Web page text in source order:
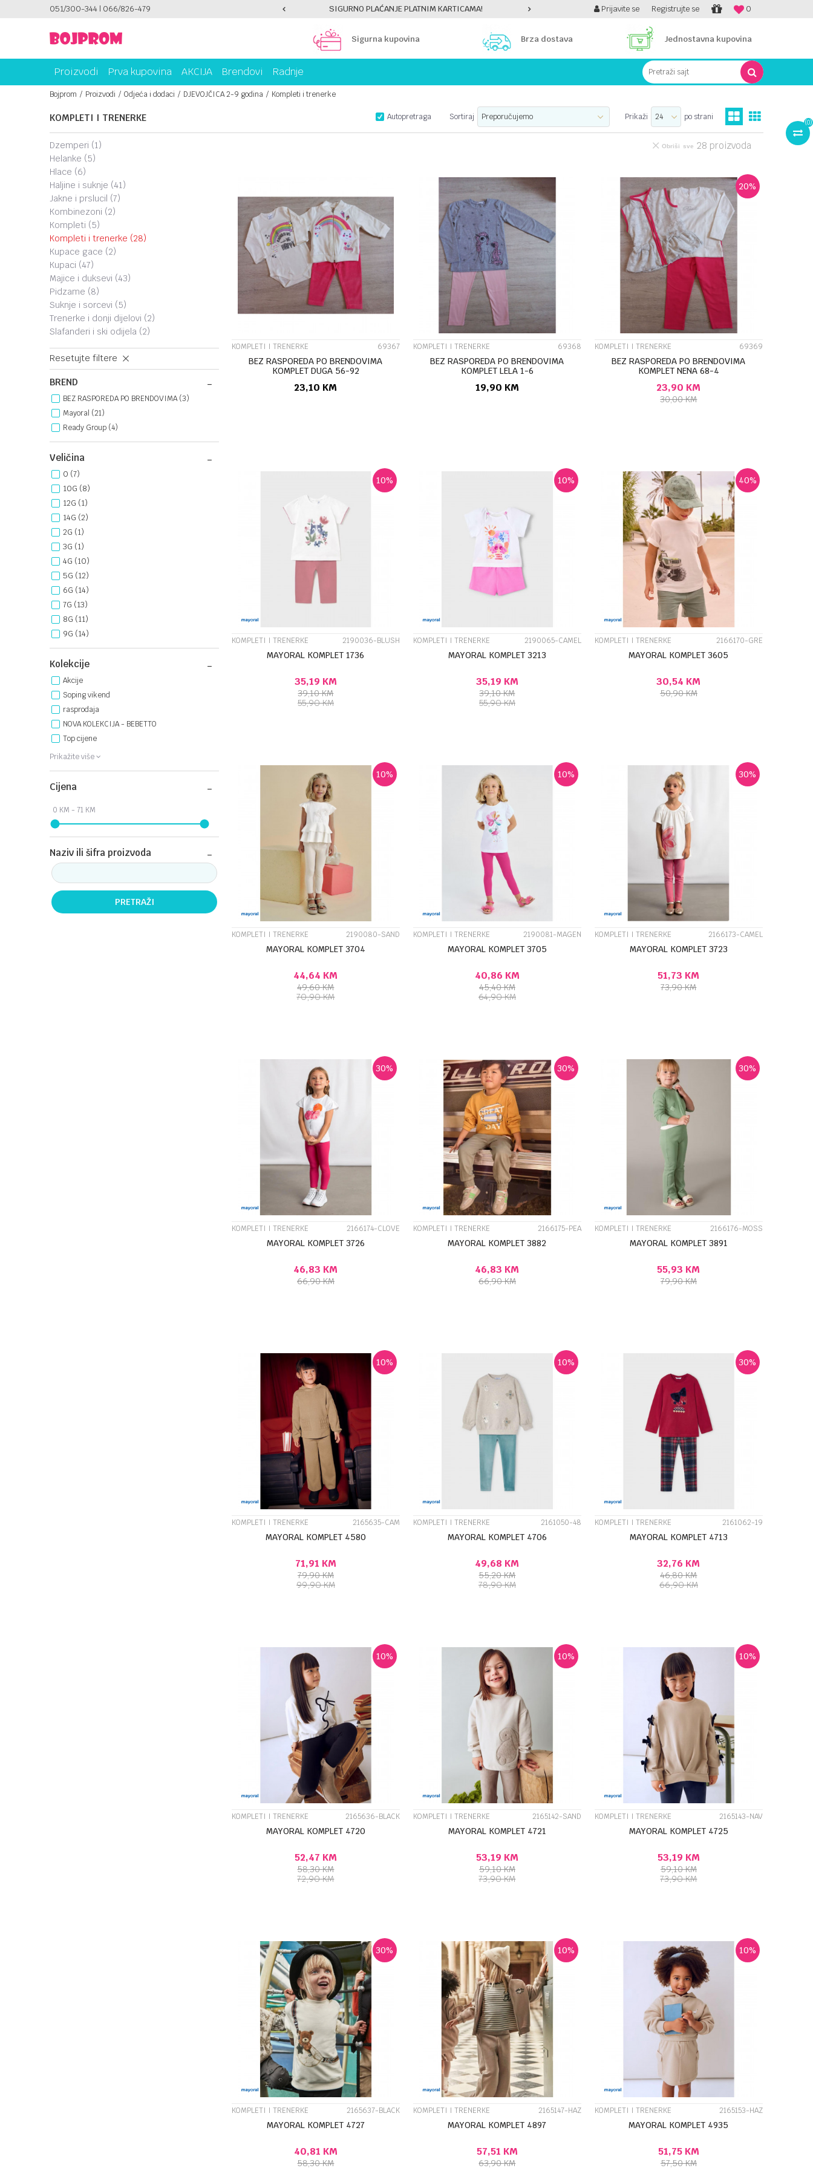
051/300-344 | 066/826-479PLATI UNICREDIT KARTICOM NA RATE! SIGURNO PLAĆANJE PLATNIM KARTICAMA! PLATI UNICREDIT KARTICOM NA RATE! 0
Prijavite se Registrujte se
Sigurna kupovina Brza dostava Jednostavna kupovina
Proizvodi Prva kupovina AKCIJA Brendovi Radnje Pretraži sajt
(0)
Bojprom Proizvodi Odjeća i dodaci DJEVOJČICA 2-9 godina Kompleti i trenerke
KOMPLETI I TRENERKE Autopretraga Sortiraj Prikaži po strani
dzemperi (1)
helanke (5)
hlace (6)
haljine i suknje (41)
jakne i prsluci| (7)
kombinezoni (2)
kompleti (5)
kompleti i trenerke (28)
kupace gace (2)
kupaci (47)
majice i duksevi (43)
pidzame (8)
suknje i sorcevi (5)
trenerke i donji dijelovi (2)
slafanderi i ski odijela (2)
Resetujte filtere
BREND
BEZ RASPOREDA PO BRENDOVIMA (3)
Mayoral (21)
Ready Group (4)
Veličina
0 (7)
10G (8)
12G (1)
14G (2)
2G (1)
3G (1)
4G (10)
5G (12)
6G (14)
7G (13)
8G (11)
9G (14)
Kolekcije
Akcije
Soping vikend
rasprodaja
NOVA KOLEKCIJA - BEBETTO
Top cijene
Prikažite više
Cijena
Naziv ili šifra proizvoda
PRETRAŽI
28 proizvoda
Obriši sve
UPOREDI
KOMPLETI I TRENERKE 69367
BEZ RASPOREDA PO BRENDOVIMA
KOMPLET DUGA 56-92
23,10 KM
UPOREDI
KOMPLETI I TRENERKE 69368
BEZ RASPOREDA PO BRENDOVIMA
KOMPLET LELA 1-6
19,90 KM
UPOREDI
20%
KOMPLETI I TRENERKE 69369
BEZ RASPOREDA PO BRENDOVIMA
KOMPLET NENA 68-4
23,90 KM
30,00KM
UPOREDI
10%
KOMPLETI I TRENERKE 2190036-BLUSH
MAYORAL KOMPLET 1736
35,19 KM
39,10KM
55,90KM
UPOREDI
10%
KOMPLETI I TRENERKE 2190065-CAMEL
MAYORAL KOMPLET 3213
35,19 KM
39,10KM
55,90KM
UPOREDI
40%
KOMPLETI I TRENERKE 2166170-GRE
MAYORAL KOMPLET 3605
30,54 KM
50,90KM
UPOREDI
10%
KOMPLETI I TRENERKE 2190080-SAND
MAYORAL KOMPLET 3704
44,64 KM
49,60KM
70,90KM
UPOREDI
10%
KOMPLETI I TRENERKE 2190081-MAGEN
MAYORAL KOMPLET 3705
40,86 KM
45,40KM
64,90KM
UPOREDI
30%
KOMPLETI I TRENERKE 2166173-CAMEL
MAYORAL KOMPLET 3723
51,73 KM
73,90KM
UPOREDI
30%
KOMPLETI I TRENERKE 2166174-CLOVE
MAYORAL KOMPLET 3726
46,83 KM
66,90KM
UPOREDI
30%
KOMPLETI I TRENERKE 2166175-PEA
MAYORAL KOMPLET 3882
46,83 KM
66,90KM
UPOREDI
30%
KOMPLETI I TRENERKE 2166176-MOSS
MAYORAL KOMPLET 3891
55,93 KM
79,90KM
UPOREDI
10%
KOMPLETI I TRENERKE 2165635-CAM
MAYORAL KOMPLET 4580
71,91 KM
79,90KM
99,90KM
10%
KOMPLETI I TRENERKE 2161050-48
MAYORAL KOMPLET 4706
49,68 KM
55,20KM
78,90KM
30%
KOMPLETI I TRENERKE 2161062-19
MAYORAL KOMPLET 4713
32,76 KM
46,80KM
66,90KM
UPOREDI
10%
KOMPLETI I TRENERKE 2165636-BLACK
MAYORAL KOMPLET 4720
52,47 KM
58,30KM
72,90KM
UPOREDI
10%
KOMPLETI I TRENERKE 2165142-SAND
MAYORAL KOMPLET 4721
53,19 KM
59,10KM
73,90KM
UPOREDI
10%
KOMPLETI I TRENERKE 2165143-NAV
MAYORAL KOMPLET 4725
53,19 KM
59,10KM
73,90KM
30%
KOMPLETI I TRENERKE 2165637-BLACK
MAYORAL KOMPLET 4727
40,81 KM
58,30KM
UPOREDI
10%
KOMPLETI I TRENERKE 2165147-HAZ
MAYORAL KOMPLET 4897
57,51 KM
63,90KM
UPOREDI
10%
KOMPLETI I TRENERKE 2165153-HAZ
MAYORAL KOMPLET 4935
51,75 KM
57,50KM